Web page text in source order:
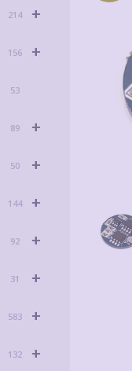
+
214
+
156
53
+
89
+
50
+
144
+
92
+
31
+
583
+
132